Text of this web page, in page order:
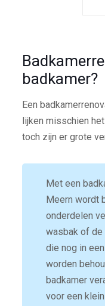
badkamer?
Een
lijken misschien
toch zijn er grote
Met een
Meern wordt
onderdelen
wasbak of de
die nog in
worden
badkamer
voor een